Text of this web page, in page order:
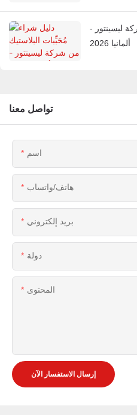
ليسينتور -
ألمانيا 2026
تواصل معنا
اسم
هاتف/واتساب
بريد إلكتروني
دولة
المحتوى
إرسال الاستفسار الآن